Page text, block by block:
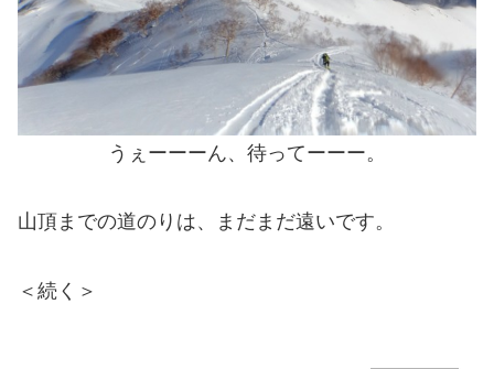
うぇーーーん、待ってーーー。
山頂までの道のりは、まだまだ遠いです。
＜続く＞